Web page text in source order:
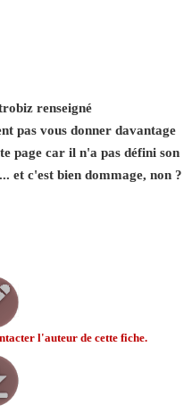
renseigné
pas vous donner davantage
page car il n'a pas défini son
et c'est bien dommage, non ?
l'auteur de cette fiche.